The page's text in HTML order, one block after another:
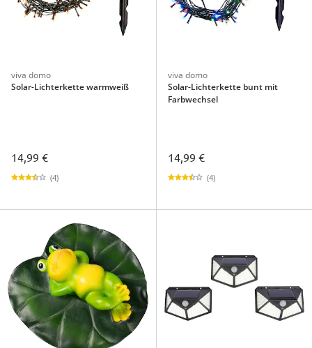
viva domo
Solar-Lichterkette warmweiß
14,99 €
(4)
viva domo
Solar-Lichterkette bunt mit
Farbwechsel
14,99 €
(4)